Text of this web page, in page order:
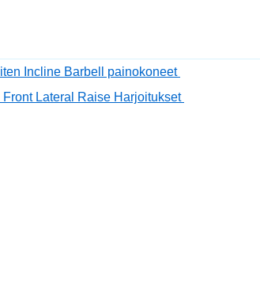
Incline Barbell painokoneet
Front Lateral Raise Harjoitukset